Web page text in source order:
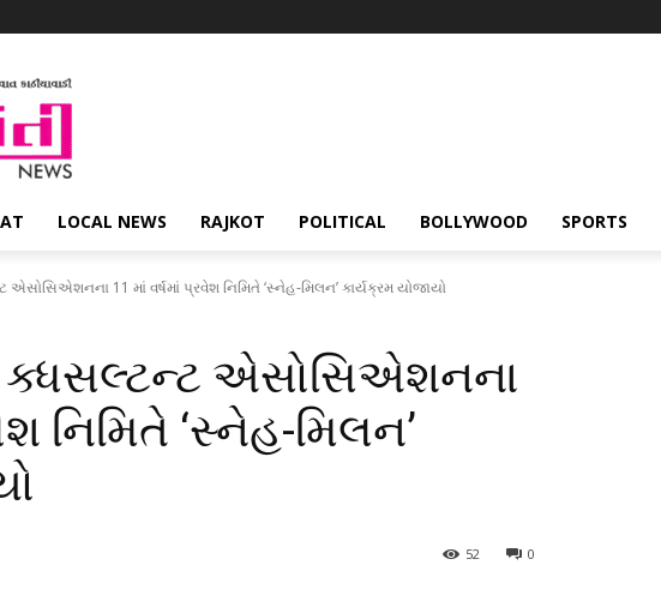
LOCAL NEWS RAJKOT POLITICAL BOLLYWOOD SPORTS
એસોસિએશનના 11 માં વર્ષમાં પ્રવેશ નિમિતે ‘સ્નેહ-મિલન’ કાર્યક્રમ યોજાયો
ક્ધસલ્ટન્ટ એસોસિએશનના
નિમિતે ‘સ્નેહ-મિલન’
0
52